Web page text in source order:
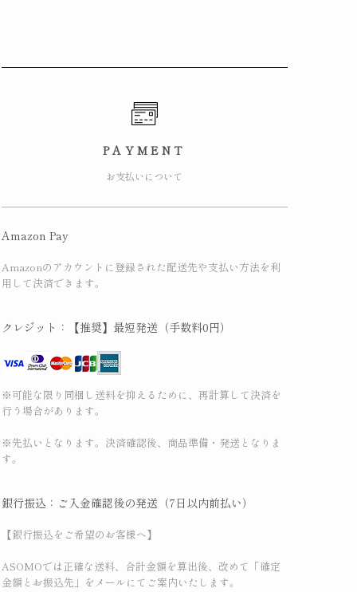
PAYMENT
お支払いについて
Amazon Pay
Amazonのアカウントに登録された配送先や支払い方法を利
用して決済できます。
クレジット：【推奨】最短発送（手数料0円）
※可能な限り同梱し送料を抑えるために、再計算して決済を
行う場合があります。
※先払いとなります。決済確認後、商品準備・発送となりま
す。
銀行振込：ご入金確認後の発送（7日以内前払い）
【銀行振込をご希望のお客様へ】
ASOMOでは正確な送料、合計金額を算出後、改めて「確定
金額とお振込先」をメールにてご案内いたします。